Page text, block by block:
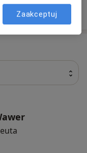
Zaakceptuj